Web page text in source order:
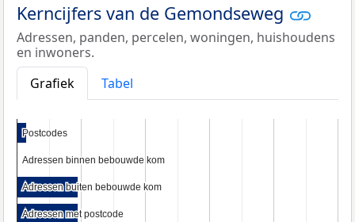
Kerncijfers van de Gemondseweg
Adressen, panden, percelen, woningen, huishoudens
en inwoners.
Grafiek
Tabel
Postcodes
Postcodes
Adressen binnen bebouwde kom
Adressen binnen bebouwde kom
Adressen buiten bebouwde kom
Adressen buiten bebouwde kom
Adressen met postcode
Adressen met postcode